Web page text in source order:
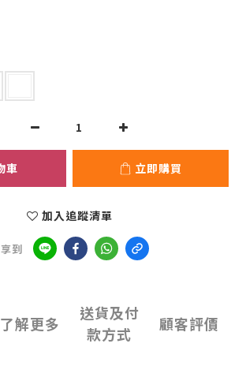
車 立即購買
加入追蹤清單
到
了解更多
送貨及付
款方式
顧客評價